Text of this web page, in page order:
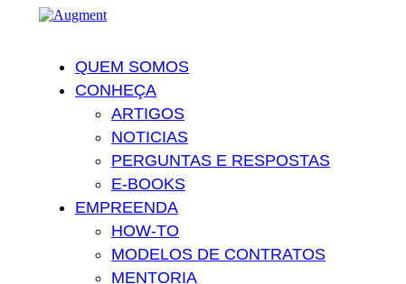
QUEM SOMOS
CONHEÇA
ARTIGOS
NOTICIAS
PERGUNTAS E RESPOSTAS
E-BOOKS
EMPREENDA
HOW-TO
MODELOS DE CONTRATOS
MENTORIA